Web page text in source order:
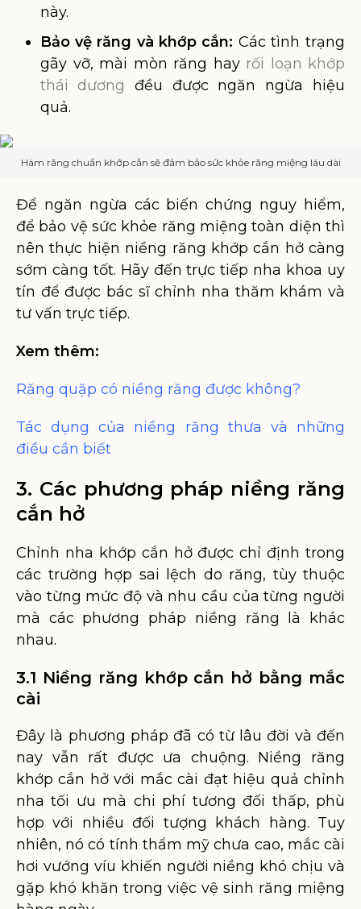
này.
Bảo vệ răng và khớp cắn: Các tình trạng
gãy vỡ, mài mòn răng hay rối loạn khớp
thái dương đều được ngăn ngừa hiệu
quả.
Hàm răng chuẩn khớp cắn sẽ đảm bảo sức khỏe răng miệng lâu dài
Để ngăn ngừa các biến chứng nguy hiểm,
để bảo vệ sức khỏe răng miệng toàn diện thì
nên thực hiện niềng răng khớp cắn hở càng
sớm càng tốt. Hãy đến trực tiếp nha khoa uy
tín để được bác sĩ chỉnh nha thăm khám và
tư vấn trực tiếp.
Xem thêm:
Răng quặp có niềng răng được không?
Tác dụng của niềng răng thưa và những
điều cần biết
3. Các phương pháp niềng răng
cắn hở
Chỉnh nha khớp cắn hở được chỉ định trong
các trường hợp sai lệch do răng, tùy thuộc
vào từng mức độ và nhu cầu của từng người
mà các phương pháp niềng răng là khác
nhau.
3.1 Niềng răng khớp cắn hở bằng mắc
cài
Đây là phương pháp đã có từ lâu đời và đến
nay vẫn rất được ưa chuộng. Niềng răng
khớp cắn hở với mắc cài đạt hiệu quả chỉnh
nha tối ưu mà chi phí tương đối thấp, phù
hợp với nhiều đối tượng khách hàng. Tuy
nhiên, nó có tính thẩm mỹ chưa cao, mắc cài
hơi vướng víu khiến người niềng khó chịu và
gặp khó khăn trong việc vệ sinh răng miệng